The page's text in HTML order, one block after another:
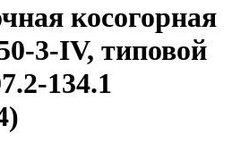
косогорная
3-IV, типовой
134.1